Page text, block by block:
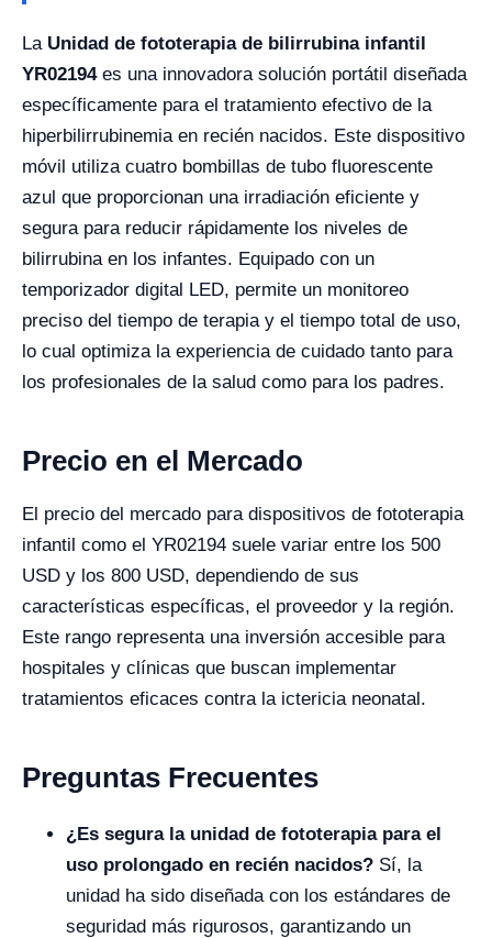
La Unidad de fototerapia de bilirrubina infantil
YR02194es una innovadora solución portátil diseñada
específicamente para el tratamiento efectivo de la
hiperbilirrubinemia en recién nacidos. Este dispositivo
móvil utiliza cuatro bombillas de tubo fluorescente
azul que proporcionan una irradiación eficiente y
segura para reducir rápidamente los niveles de
bilirrubina en los infantes. Equipado con un
temporizador digital LED, permite un monitoreo
preciso del tiempo de terapia y el tiempo total de uso,
lo cual optimiza la experiencia de cuidado tanto para
los profesionales de la salud como para los padres.
Precio en el Mercado
El precio del mercado para dispositivos de fototerapia
infantil como el YR02194 suele variar entre los 500
USD y los 800 USD, dependiendo de sus
características específicas, el proveedor y la región.
Este rango representa una inversión accesible para
hospitales y clínicas que buscan implementar
tratamientos eficaces contra la ictericia neonatal.
Preguntas Frecuentes
¿Es segura la unidad de fototerapia para el
uso prolongado en recién nacidos? Sí, la
unidad ha sido diseñada con los estándares de
seguridad más rigurosos, garantizando un